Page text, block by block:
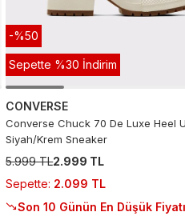
-%50
Sepette %30 İndirim
CONVERSE
Converse Chuck 70 De Luxe Heel
Siyah/Krem Sneaker
5.999 TL2.999 TL
Sepette: 2.099 TL
Son 10 Günün En Düşük Fiyatı